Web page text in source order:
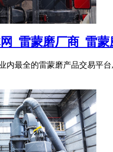
_雷蒙磨厂商_雷
内最全的雷蒙磨产品交易平